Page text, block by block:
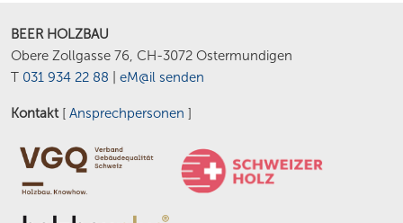
BEER HOLZBAU
Obere Zollgasse 76, CH-3072 Ostermundigen
T 031 934 22 88 eM@il senden
Kontakt [ Ansprechpersonen ]